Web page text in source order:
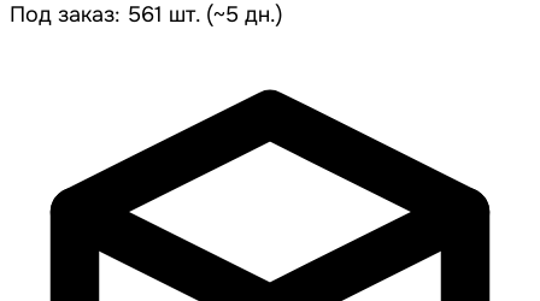
Под заказ: 561 шт. (~5 дн.)